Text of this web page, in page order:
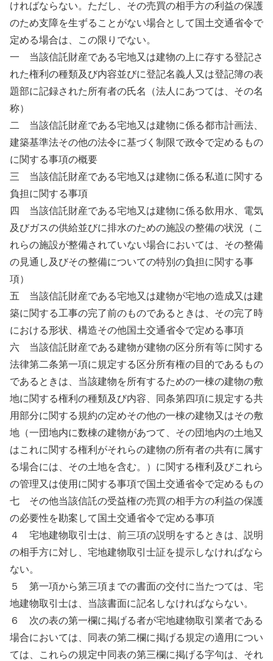
ければならない。ただし、その売買の相手方の利益の保護
のため支障を生ずることがない場合として国土交通省令で
定める場合は、この限りでない。
一 当該信託財産である宅地又は建物の上に存する登記さ
れた権利の種類及び内容並びに登記名義人又は登記簿の表
題部に記録された所有者の氏名（法人にあつては、その名
称）
二 当該信託財産である宅地又は建物に係る都市計画法、
建築基準法その他の法令に基づく制限で政令で定めるもの
に関する事項の概要
三 当該信託財産である宅地又は建物に係る私道に関する
負担に関する事項
四 当該信託財産である宅地又は建物に係る飲用水、電気
及びガスの供給並びに排水のための施設の整備の状況（こ
れらの施設が整備されていない場合においては、その整備
の見通し及びその整備についての特別の負担に関する事
項）
五 当該信託財産である宅地又は建物が宅地の造成又は建
築に関する工事の完了前のものであるときは、その完了時
における形状、構造その他国土交通省令で定める事項
六 当該信託財産である建物が建物の区分所有等に関する
法律第二条第一項に規定する区分所有権の目的であるもの
であるときは、当該建物を所有するための一棟の建物の敷
地に関する権利の種類及び内容、同条第四項に規定する共
用部分に関する規約の定めその他の一棟の建物又はその敷
地（一団地内に数棟の建物があつて、その団地内の土地又
はこれに関する権利がそれらの建物の所有者の共有に属す
る場合には、その土地を含む。）に関する権利及びこれら
の管理又は使用に関する事項で国土交通省令で定めるもの
七 その他当該信託の受益権の売買の相手方の利益の保護
の必要性を勘案して国土交通省令で定める事項
４ 宅地建物取引士は、前三項の説明をするときは、説明
の相手方に対し、宅地建物取引士証を提示しなければなら
ない。
５ 第一項から第三項までの書面の交付に当たつては、宅
地建物取引士は、当該書面に記名しなければならない。
６ 次の表の第一欄に掲げる者が宅地建物取引業者である
場合においては、同表の第二欄に掲げる規定の適用につい
ては、これらの規定中同表の第三欄に掲げる字句は、それ